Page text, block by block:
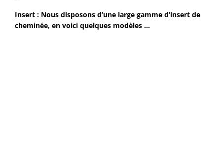
Insert : Nous disposons d’une large gamme d’insert de
cheminée, en voici quelques modèles …